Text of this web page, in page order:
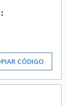
CÓDIGO